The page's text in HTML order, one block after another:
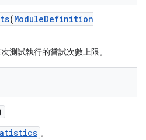
(ModuleDefinition
測試執行的嘗試次數上限。
。